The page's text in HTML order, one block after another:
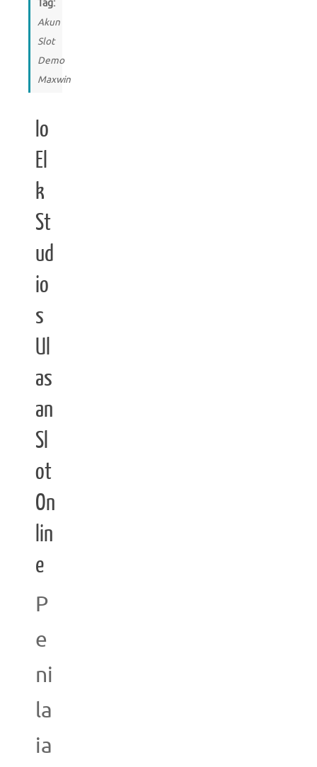
Tag:
Akun
Slot
Demo
Maxwin
Io
El
k
St
ud
io
s
Ul
as
an
Sl
ot
On
lin
e
P
e
ni
la
ia